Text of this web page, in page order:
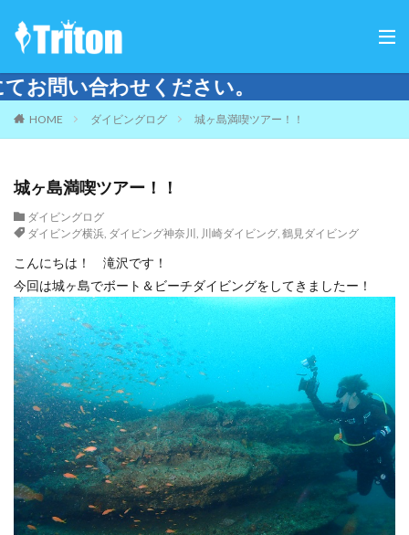
HOME ダイビングログ 城ヶ島満喫ツアー！！
城ヶ島満喫ツアー！！
ダイビングログ
ダイビング横浜, ダイビング神奈川 , 川崎ダイビング, 鶴見ダイビング
こんにちは！ 滝沢です！
今回は城ヶ島でボート＆ビーチダイビングをしてきましたー！